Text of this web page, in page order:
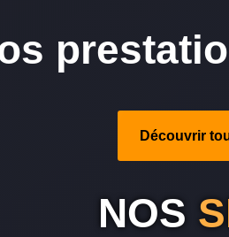
Découvrir
NOS